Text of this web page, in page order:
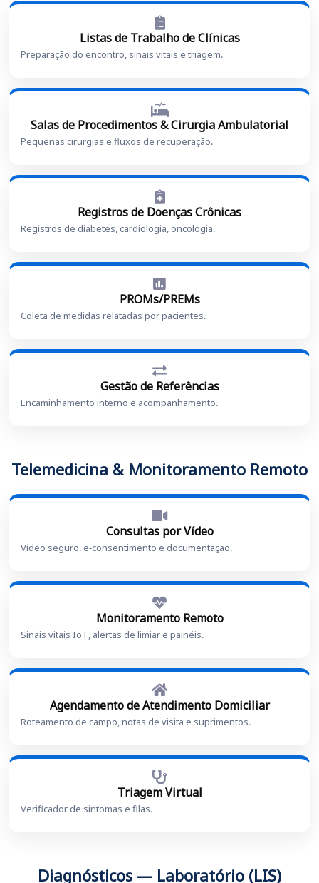
Listas de Trabalho de Clínicas
Preparação do encontro, sinais vitais e triagem.
Salas de Procedimentos & Cirurgia Ambulatorial
Pequenas cirurgias e fluxos de recuperação.
Registros de Doenças Crônicas
Registros de diabetes, cardiologia, oncologia.
PROMs/PREMs
Coleta de medidas relatadas por pacientes.
Gestão de Referências
Encaminhamento interno e acompanhamento.
Telemedicina & Monitoramento Remoto
Consultas por Vídeo
Vídeo seguro, e-consentimento e documentação.
Monitoramento Remoto
Sinais vitais IoT, alertas de limiar e painéis.
Agendamento de Atendimento Domiciliar
Roteamento de campo, notas de visita e suprimentos.
Triagem Virtual
Verificador de sintomas e filas.